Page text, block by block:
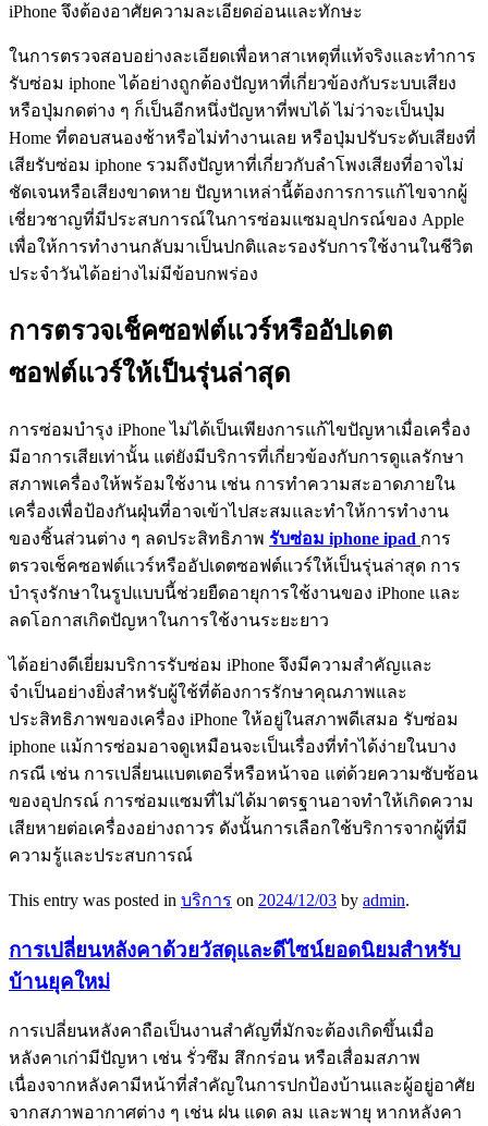
iPhone จึงต้องอาศัยความละเอียดอ่อนและทักษะ
ในการตรวจสอบอย่างละเอียดเพื่อหาสาเหตุที่แท้จริงและทำการ
รับซ่อม iphone ได้อย่างถูกต้องปัญหาที่เกี่ยวข้องกับระบบเสียง
หรือปุ่มกดต่าง ๆ ก็เป็นอีกหนึ่งปัญหาที่พบได้ ไม่ว่าจะเป็นปุ่ม
Home ที่ตอบสนองช้าหรือไม่ทำงานเลย หรือปุ่มปรับระดับเสียงที่
เสียรับซ่อม iphone รวมถึงปัญหาที่เกี่ยวกับลำโพงเสียงที่อาจไม่
ชัดเจนหรือเสียงขาดหาย ปัญหาเหล่านี้ต้องการการแก้ไขจากผู้
เชี่ยวชาญที่มีประสบการณ์ในการซ่อมแซมอุปกรณ์ของ Apple
เพื่อให้การทำงานกลับมาเป็นปกติและรองรับการใช้งานในชีวิต
ประจำวันได้อย่างไม่มีข้อบกพร่อง
การตรวจเช็คซอฟต์แวร์หรืออัปเดต
ซอฟต์แวร์ให้เป็นรุ่นล่าสุด
การซ่อมบำรุง iPhone ไม่ได้เป็นเพียงการแก้ไขปัญหาเมื่อเครื่อง
มีอาการเสียเท่านั้น แต่ยังมีบริการที่เกี่ยวข้องกับการดูแลรักษา
สภาพเครื่องให้พร้อมใช้งาน เช่น การทำความสะอาดภายใน
เครื่องเพื่อป้องกันฝุ่นที่อาจเข้าไปสะสมและทำให้การทำงาน
ของชิ้นส่วนต่าง ๆ ลดประสิทธิภาพ รับซ่อม iphone ipad การ
ตรวจเช็คซอฟต์แวร์หรืออัปเดตซอฟต์แวร์ให้เป็นรุ่นล่าสุด การ
บำรุงรักษาในรูปแบบนี้ช่วยยืดอายุการใช้งานของ iPhone และ
ลดโอกาสเกิดปัญหาในการใช้งานระยะยาว
ได้อย่างดีเยี่ยมบริการรับซ่อม iPhone จึงมีความสำคัญและ
จำเป็นอย่างยิ่งสำหรับผู้ใช้ที่ต้องการรักษาคุณภาพและ
ประสิทธิภาพของเครื่อง iPhone ให้อยู่ในสภาพดีเสมอ รับซ่อม
iphone แม้การซ่อมอาจดูเหมือนจะเป็นเรื่องที่ทำได้ง่ายในบาง
กรณี เช่น การเปลี่ยนแบตเตอรี่หรือหน้าจอ แต่ด้วยความซับซ้อน
ของอุปกรณ์ การซ่อมแซมที่ไม่ได้มาตรฐานอาจทำให้เกิดความ
เสียหายต่อเครื่องอย่างถาวร ดังนั้นการเลือกใช้บริการจากผู้ที่มี
ความรู้และประสบการณ์
This entry was posted in บริการ on 2024/12/03 by admin.
การเปลี่ยนหลังคาด้วยวัสดุและดีไซน์ยอดนิยมสำหรับ
บ้านยุคใหม่
การเปลี่ยนหลังคาถือเป็นงานสำคัญที่มักจะต้องเกิดขึ้นเมื่อ
หลังคาเก่ามีปัญหา เช่น รั่วซึม สึกกร่อน หรือเสื่อมสภาพ
เนื่องจากหลังคามีหน้าที่สำคัญในการปกป้องบ้านและผู้อยู่อาศัย
จากสภาพอากาศต่าง ๆ เช่น ฝน แดด ลม และพายุ หากหลังคา